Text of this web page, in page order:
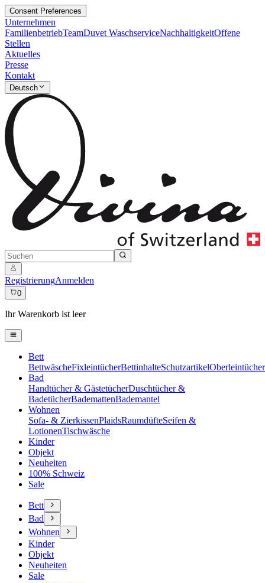
Consent Preferences
Unternehmen
FamilienbetriebTeamDuvet WaschserviceNachhaltigkeitOffene
Stellen
Aktuelles
Presse
Kontakt
Deutsch
RegistrierungAnmelden
0
Ihr Warenkorb ist leer
Bett
BettwäscheFixleintücherBettinhalteSchutzartikelOberleintücher
Bad
Handtücher & GästetücherDuschtücher &
BadetücherBademattenBademantel
Wohnen
Sofa- & ZierkissenPlaidsRaumdüfteSeifen &
LotionenTischwäsche
Kinder
Objekt
Neuheiten
100% Schweiz
Sale
Bett
Bad
Wohnen
Kinder
Objekt
Neuheiten
Sale